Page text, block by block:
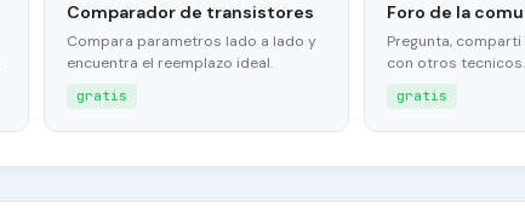
Comparador de transistores
Compara parametros lado a lado y
encuentra el reemplazo ideal.
gratis
Foro de la
Pregunta,
con otros tecnicos.
gratis